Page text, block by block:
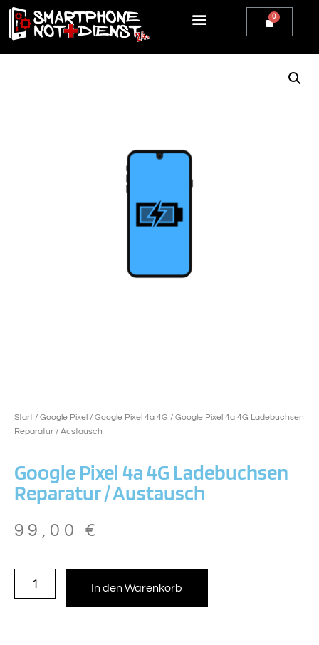
Start / Google Pixel / Google Pixel 4a 4G / Google Pixel 4a 4G Ladebuchsen
Reparatur / Austausch
Google Pixel 4a 4G Ladebuchsen
Reparatur / Austausch
99,00 €
In den Warenkorb